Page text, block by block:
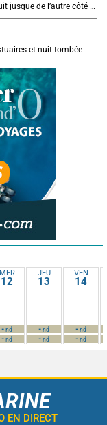
Çeşme en août : la station balnéaire turque qui séduit jusque de l’autre côté de la mer Égée
et nuit tombée
MER
12
-
-nd
-nd
JEU
13
-
-nd
-nd
VEN
14
-
-nd
-nd
EN DIRECT